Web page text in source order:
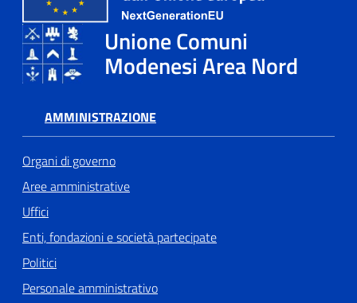
Seguici
su
Unione Comuni
Modenesi Area Nord
AMMINISTRAZIONE
Organi di governo
Aree amministrative
Uffici
Enti, fondazioni e società partecipate
Politici
Personale amministrativo